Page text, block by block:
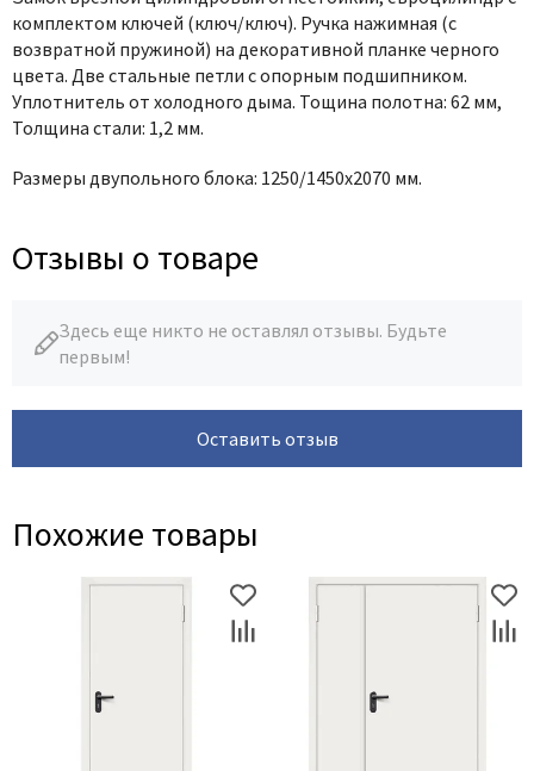
комплектом ключей (ключ/ключ). Ручка нажимная (с
возвратной пружиной) на декоративной планке черного
цвета. Две стальные петли с опорным подшипником.
Уплотнитель от холодного дыма. Тощина полотна: 62 мм,
Толщина стали: 1,2 мм.
Размеры двупольного блока: 1250/1450х2070 мм.
Отзывы о товаре
Здесь еще никто не оставлял отзывы. Будьте
первым!
Оставить отзыв
Похожие товары